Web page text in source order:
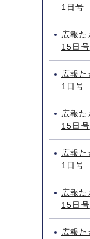
1日号
広報
15日号
広報
1日号
広報
15日号
広報
1日号
広報
15日号
広報